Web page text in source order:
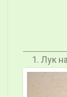
Лук